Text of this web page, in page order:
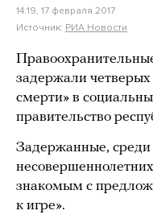
14:19, 17 февраля 2017
Источник: РИА Новости
задержали четверых
смерти» в
правительство
Задержанные, среди
знакомым с
к игре».